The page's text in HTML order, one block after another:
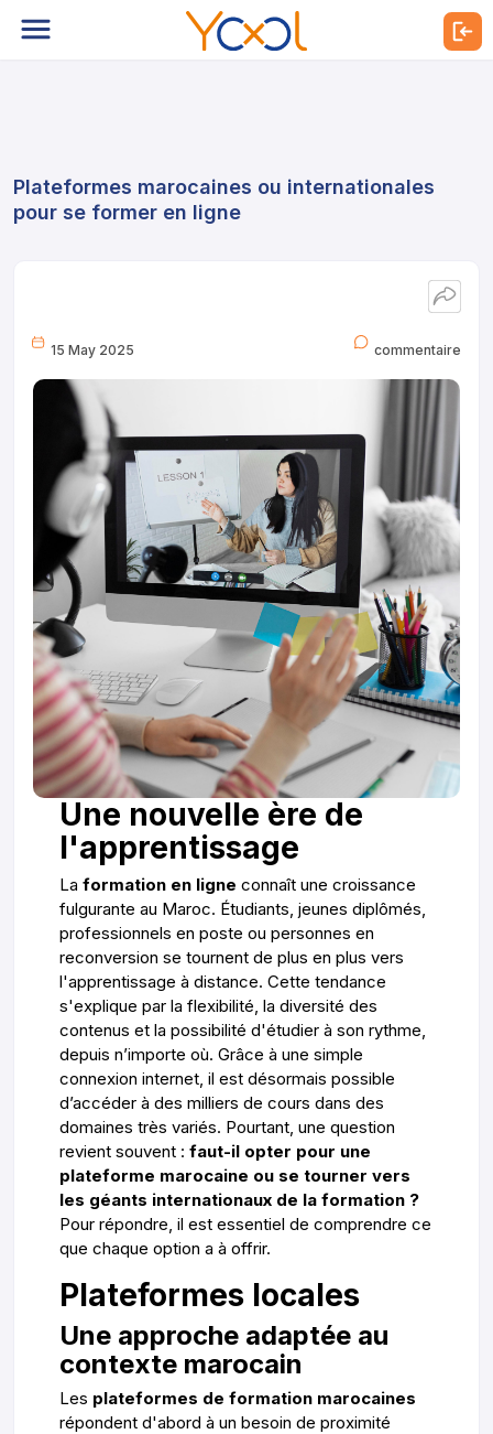
Plateformes marocaines ou internationales
pour se former en ligne
15 May 2025 commentaire
Une nouvelle ère de
l'apprentissage
La formation en ligne connaît une croissance
fulgurante au Maroc. Étudiants, jeunes diplômés,
professionnels en poste ou personnes en
reconversion se tournent de plus en plus vers
l'apprentissage à distance. Cette tendance
s'explique par la flexibilité, la diversité des
contenus et la possibilité d'étudier à son rythme,
depuis n’importe où. Grâce à une simple
connexion internet, il est désormais possible
d’accéder à des milliers de cours dans des
domaines très variés. Pourtant, une question
revient souvent : faut-il opter pour une
plateforme marocaine ou se tourner vers
les géants internationaux de la formation ?
Pour répondre, il est essentiel de comprendre ce
que chaque option a à offrir.
Plateformes locales
Une approche adaptée au
contexte marocain
Les plateformes de formation marocaines
répondent d'abord à un besoin de proximité